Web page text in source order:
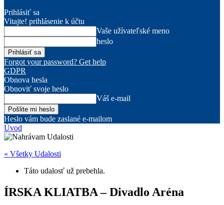
Prihlásiť sa
Vitajte! prihlásenie k účtu
Vaše užívateľské meno
heslo
Forgot your password? Get help
GDPR
Obnova hesla
Obnoviť svoje heslo
Váš e-mail
Heslo vám bude zaslané e-mailom
Úvod
« Všetky Udalosti
Táto udalosť už prebehla.
ÍRSKA KLIATBA – Divadlo Aréna